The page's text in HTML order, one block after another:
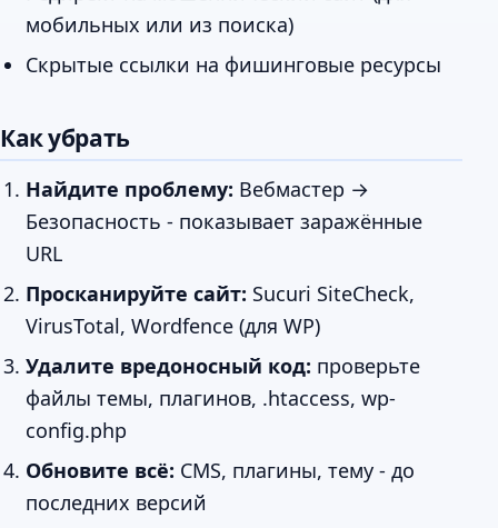
мобильных или из поиска)
Скрытые ссылки на фишинговые ресурсы
Как убрать
Найдите проблему: Вебмастер →
Безопасность - показывает заражённые
URL
Просканируйте сайт: Sucuri SiteCheck,
VirusTotal, Wordfence (для WP)
Удалите вредоносный код: проверьте
файлы темы, плагинов, .htaccess, wp-
config.php
Обновите всё: CMS, плагины, тему - до
последних версий